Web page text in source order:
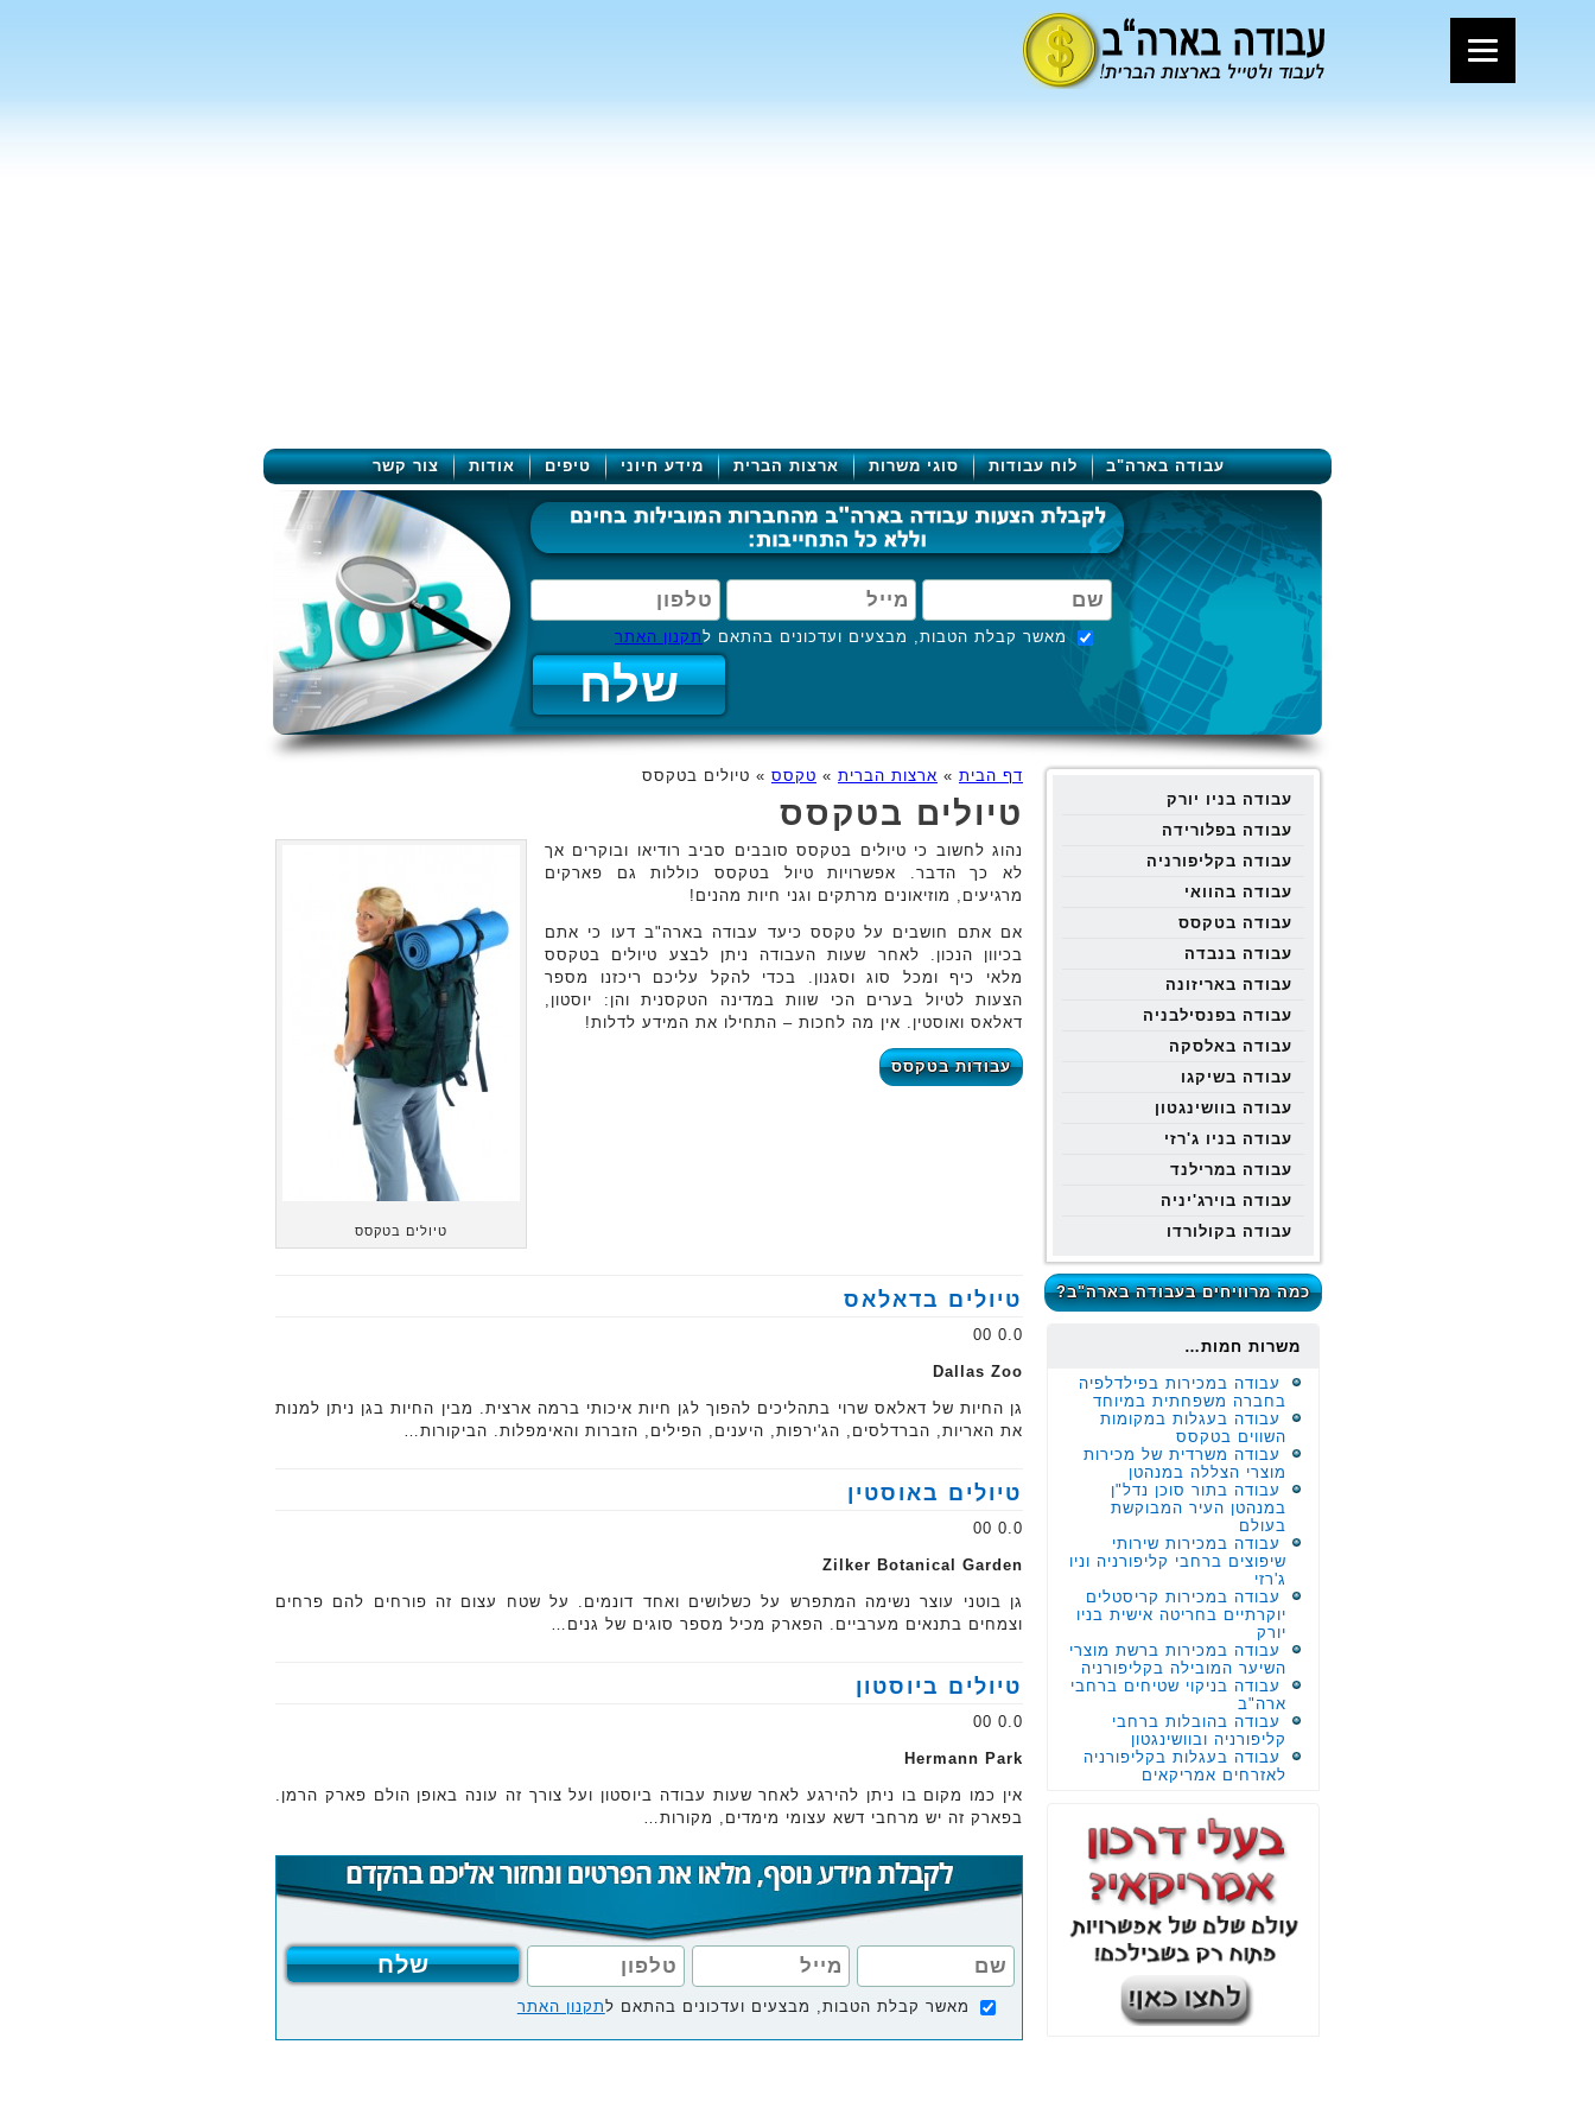
עבודה בארה"ב לוח עבודות סוגי משרות ארצות הברית מידע חיוני טיפים אודות צור קשר
מאשר קבלת הטבות, מבצעים ועדכונים בהתאם לתקנון האתר
עבודה בניו יורק
עבודה בפלורידה
עבודה בקליפורניה
עבודה בהוואי
עבודה בטקסס
עבודה בנבדה
עבודה באריזונה
עבודה בפנסילבניה
עבודה באלסקה
עבודה בשיקגו
עבודה בוושינגטון
עבודה בניו ג'רזי
עבודה במרילנד
עבודה בוירג'יניה
עבודה בקולורדו
כמה מרוויחים בעבודה בארה"ב?
משרות חמות…
עבודה במכירות בפילדלפיה
בחברה משפחתית במיוחד
עבודה בעגלות במקומות
השווים בטקסס
עבודה משרדית של מכירות
מוצרי הצללה במנהטן
עבודה בתור סוכן נדל"ן
במנהטן העיר המבוקשת
בעולם
עבודה במכירות שירותי
שיפוצים ברחבי קליפורניה וניו
ג'רזי
עבודה במכירות קריסטלים
יוקרתיים בחריטה אישית בניו
יורק
עבודה במכירות ברשת מוצרי
השיער המובילה בקליפורניה
עבודה בניקוי שטיחים ברחבי
ארה"ב
עבודה בהובלות ברחבי
קליפורניה ובוושינגטון
עבודה בעגלות בקליפורניה
לאזרחים אמריקאים
דף הבית » ארצות הברית » טקסס » טיולים בטקסס
טיולים בטקסס
טיולים בטקסס
נהוג לחשוב כי טיולים בטקסס סובבים סביב רודיאו ובוקרים אך
לא כך הדבר. אפשרויות טיול בטקסס כוללות גם פארקים
מרגיעים, מוזיאונים מרתקים וגני חיות מהנים!
אם אתם חושבים על טקסס כיעד עבודה בארה"ב דעו כי אתם
בכיוון הנכון. לאחר שעות העבודה ניתן לבצע טיולים בטקסס
מלאי כיף ומכל סוג וסגנון. בכדי להקל עליכם ריכזנו מספר
הצעות לטיול בערים הכי שוות במדינה הטקסנית והן: יוסטון,
דאלאס ואוסטין. אין מה לחכות – התחילו את המידע לדלות!
עבודות בטקסס
טיולים בדאלאס
0.0 00
Dallas Zoo
גן החיות של דאלאס שרוי בתהליכים להפוך לגן חיות איכותי ברמה ארצית. מבין החיות בגן ניתן למנות
את האריות, הברדלסים, הג'ירפות, היענים, הפילים, הזברות והאימפלות. הביקורות…
טיולים באוסטין
0.0 00
Zilker Botanical Garden
גן בוטני עוצר נשימה המתפרש על כשלושים ואחד דונמים. על שטח עצום זה פורחים להם פרחים
וצמחים בתנאים מערביים. הפארק מכיל מספר סוגים של גנים…
טיולים ביוסטון
0.0 00
Hermann Park
אין כמו מקום בו ניתן להירגע לאחר שעות עבודה ביוסטון ועל צורך זה עונה באופן הולם פארק הרמן.
בפארק זה יש מרחבי דשא עצומי מימדים, מקורות…
מאשר קבלת הטבות, מבצעים ועדכונים בהתאם לתקנון האתר